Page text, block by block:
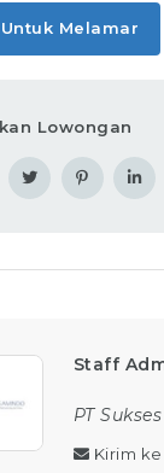
Melamar
Lowongan
Staff
PT
Kirim